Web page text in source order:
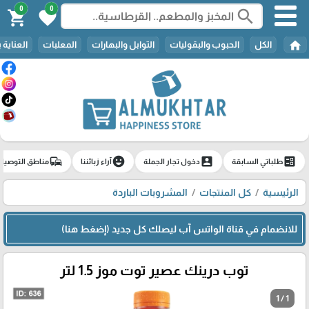
search
0
favorite
0
shopping_cart
home الكل الحبوب والبقوليات التوابل والبهارات المعلبات
ballotطلباتي السابقة account_boxدخول تجار الجملة emoji_emotionsآراء زبائننا commuteمناطق
الرئيسية كل المنتجات المشروبات الباردة
للانضمام في قناة الواتس آب ليصلك كل جديد (إضغط هنا)
توب درينك عصير توت موز 1.5 لتر
1 / 1